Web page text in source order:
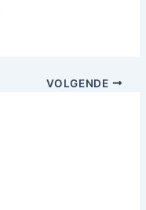
VOLGENDE